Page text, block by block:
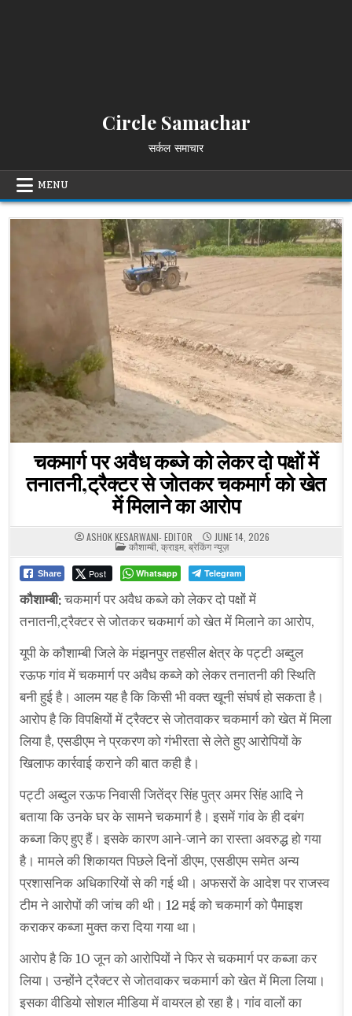
Circle Samachar
सर्कल समाचार
MENU
चकमार्ग पर अवैध कब्जे को लेकर दो पक्षों में
तनातनी,ट्रैक्टर से जोतकर चकमार्ग को खेत
में मिलाने का आरोप
ASHOK KESARWANI- EDITOR JUNE 14, 2026
POSTED
IN
कौशाम्बी क्राइम,ब्रेकिंग न्यूज़
Share Post Whatsapp Telegram
कौशाम्बी:चकमार्ग पर अवैध कब्जे को लेकर दो पक्षों में
तनातनी,ट्रैक्टर से जोतकर चकमार्ग को खेत में मिलाने का आरोप,
यूपी के कौशाम्बी जिले के मंझनपुर तहसील क्षेत्र के पट्टी अब्दुल
रऊफ गांव में चकमार्ग पर अवैध कब्जे को लेकर तनातनी की स्थिति
बनी हुई है। आलम यह है कि किसी भी वक्त खूनी संघर्ष हो सकता है।
आरोप है कि विपक्षियों में ट्रैक्टर से जोतवाकर चकमार्ग को खेत में मिला
लिया है, एसडीएम ने प्रकरण को गंभीरता से लेते हुए आरोपियों के
खिलाफ कार्रवाई कराने की बात कही है।
पट्टी अब्दुल रऊफ निवासी जितेंद्र सिंह पुत्र अमर सिंह आदि ने
बताया कि उनके घर के सामने चकमार्ग है। इसमें गांव के ही दबंग
कब्जा किए हुए हैं। इसके कारण आने-जाने का रास्ता अवरुद्ध हो गया
है। मामले की शिकायत पिछले दिनों डीएम, एसडीएम समेत अन्य
प्रशासनिक अधिकारियों से की गई थी। अफसरों के आदेश पर राजस्व
टीम ने आरोपों की जांच की थी। 12 मई को चकमार्ग को पैमाइश
कराकर कब्जा मुक्त करा दिया गया था।
आरोप है कि 10 जून को आरोपियों ने फिर से चकमार्ग पर कब्जा कर
लिया। उन्होंने ट्रैक्टर से जोतवाकर चकमार्ग को खेत में मिला लिया।
इसका वीडियो सोशल मीडिया में वायरल हो रहा है। गांव वालों का